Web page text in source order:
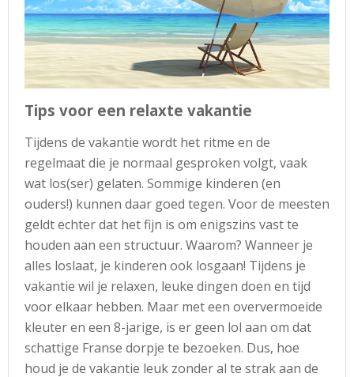
Tips voor een relaxte vakantie
Tijdens de vakantie wordt het ritme en de
regelmaat die je normaal gesproken volgt, vaak
wat los(ser) gelaten. Sommige kinderen (en
ouders!) kunnen daar goed tegen. Voor de meesten
geldt echter dat het fijn is om enigszins vast te
houden aan een structuur. Waarom? Wanneer je
alles loslaat, je kinderen ook losgaan! Tijdens je
vakantie wil je relaxen, leuke dingen doen en tijd
voor elkaar hebben. Maar met een oververmoeide
kleuter en een 8-jarige, is er geen lol aan om dat
schattige Franse dorpje te bezoeken. Dus, hoe
houd je de vakantie leuk zonder al te strak aan de